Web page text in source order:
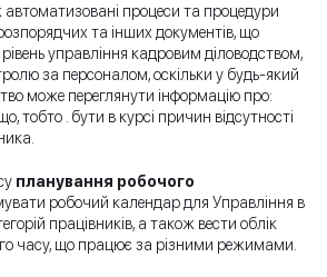
автоматизовані процеси та процедури
та інших документів, що
управління кадровим діловодством,
за персоналом, оскільки у будь-який
може переглянути інформацію про:
тобто . бути в курсі причин відсутності
планування робочого
робочий календар для Управління в
працівників, а також вести облік
часу, що працює за різними режимами.